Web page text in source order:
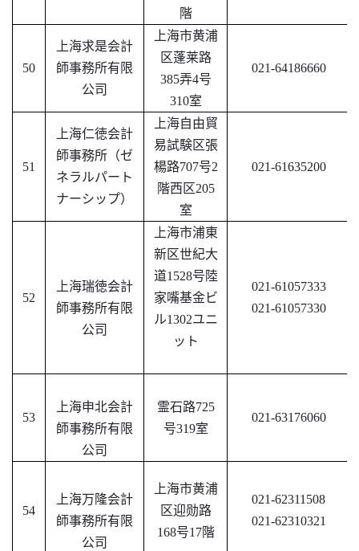
階
50
上海求是会計
師事務所有限
公司
上海市黄浦
区蓬莱路
385弄4号
310室
021-64186660
51
上海仁徳会計
師事務所（ゼ
ネラルパート
ナーシップ）
上海自由貿
易試験区張
楊路707号2
階西区205
室
021-61635200
52
上海瑞徳会計
師事務所有限
公司
上海市浦東
新区世紀大
道1528号陸
家嘴基金ビ
ル1302ユニ
ット
021-61057333
021-61057330
53
上海申北会計
師事務所有限
公司
霊石路725
号319室
021-63176060
54
上海万隆会計
師事務所有限
公司
上海市黄浦
区迎勋路
168号17階
021-62311508
021-62310321